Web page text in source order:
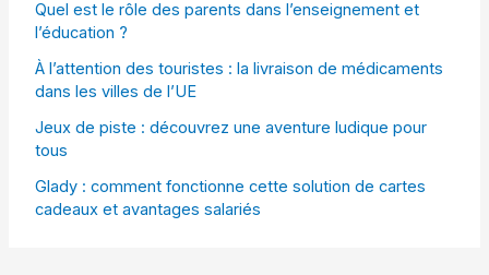
Quel est le rôle des parents dans l’enseignement et
l’éducation ?
À l’attention des touristes : la livraison de médicaments
dans les villes de l’UE
Jeux de piste : découvrez une aventure ludique pour
tous
Glady : comment fonctionne cette solution de cartes
cadeaux et avantages salariés